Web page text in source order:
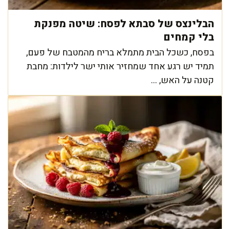
הבלינצס של סבתא לפסח: שיטה מפנקת
בלי קמחים
בפסח, כשכל הבית מתמלא בריח מהמטבח של פעם,
תמיד יש רגע אחד שמחזיר אותי ישר לילדות: מחבת
קטנה על האש, ...